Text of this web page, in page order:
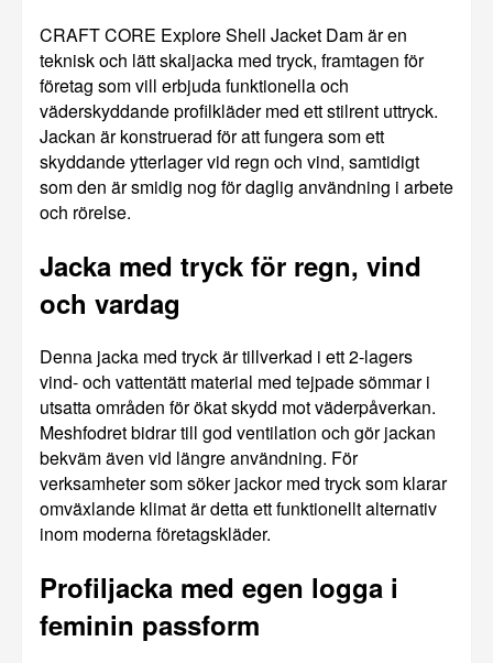
CRAFT CORE Explore Shell Jacket Dam är en
teknisk och lätt skaljacka med tryck, framtagen för
företag som vill erbjuda funktionella och
väderskyddande profilkläder med ett stilrent uttryck.
Jackan är konstruerad för att fungera som ett
skyddande ytterlager vid regn och vind, samtidigt
som den är smidig nog för daglig användning i arbete
och rörelse.
Jacka med tryck för regn, vind
och vardag
Denna jacka med tryck är tillverkad i ett 2-lagers
vind- och vattentätt material med tejpade sömmar i
utsatta områden för ökat skydd mot väderpåverkan.
Meshfodret bidrar till god ventilation och gör jackan
bekväm även vid längre användning. För
verksamheter som söker jackor med tryck som klarar
omväxlande klimat är detta ett funktionellt alternativ
inom moderna företagskläder.
Profiljacka med egen logga i
feminin passform